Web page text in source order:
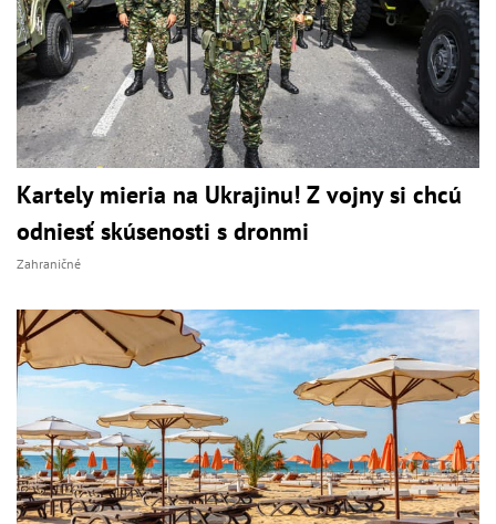
Kartely mieria na Ukrajinu! Z vojny si chcú
odniesť skúsenosti s dronmi
Zahraničné